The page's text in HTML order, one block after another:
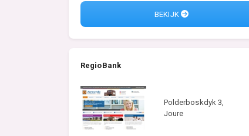
BEKIJK
RegioBank
Polderboskdyk 3,
Joure